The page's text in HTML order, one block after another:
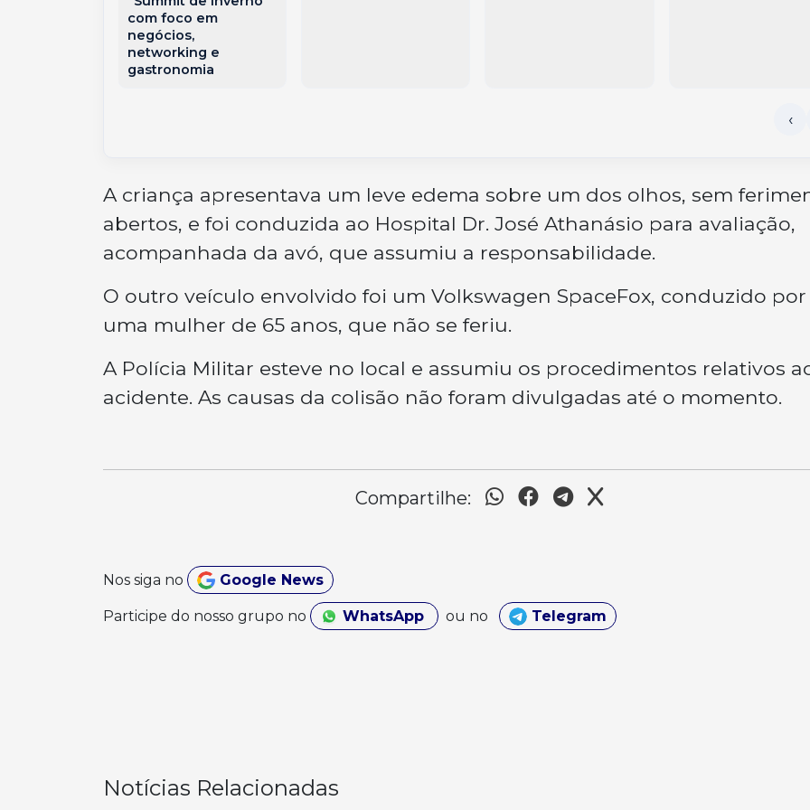
com foco em
negócios,
networking e
gastronomia
A criança apresentava um leve edema sobre um dos olhos, sem
abertos, e foi conduzida ao Hospital Dr. José Athanásio para avaliação,
acompanhada da avó, que assumiu a responsabilidade.
O outro veículo envolvido foi um Volkswagen SpaceFox, conduzido por
uma mulher de 65 anos, que não se feriu.
A Polícia Militar esteve no local e assumiu os procedimentos relativos
acidente. As causas da colisão não foram divulgadas até o momento.
Compartilhe:
Nos siga no Google News
Participe do nosso grupo no WhatsApp ou no Telegram
Notícias Relacionadas